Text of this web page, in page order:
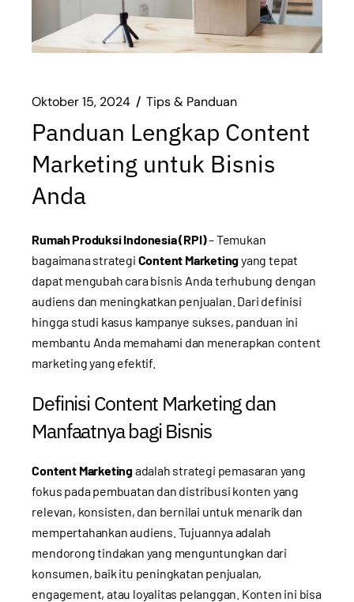
Oktober 15, 2024 Tips & Panduan
Panduan Lengkap Content
Marketing untuk Bisnis
Anda
Rumah Produksi Indonesia (RPI)– Temukan
bagaimana strategi Content Marketingyang tepat
dapat mengubah cara bisnis Anda terhubung dengan
audiens dan meningkatkan penjualan. Dari definisi
hingga studi kasus kampanye sukses, panduan ini
membantu Anda memahami dan menerapkan content
marketing yang efektif.
Definisi Content Marketing dan
Manfaatnya bagi Bisnis
Content Marketingadalah strategi pemasaran yang
fokus pada pembuatan dan distribusi konten yang
relevan, konsisten, dan bernilai untuk menarik dan
mempertahankan audiens. Tujuannya adalah
mendorong tindakan yang menguntungkan dari
konsumen, baik itu peningkatan penjualan,
engagement, atau loyalitas pelanggan. Konten ini bisa